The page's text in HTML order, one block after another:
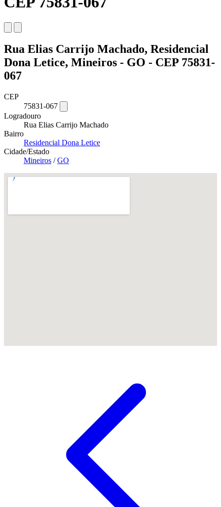
Rua Elias Carrijo Machado, Residencial
Dona Letice, Mineiros - GO - CEP 75831-
067
CEP
75831-067
Logradouro
Rua Elias Carrijo Machado
Bairro
Residencial Dona Letice
Cidade/Estado
Mineiros /GO